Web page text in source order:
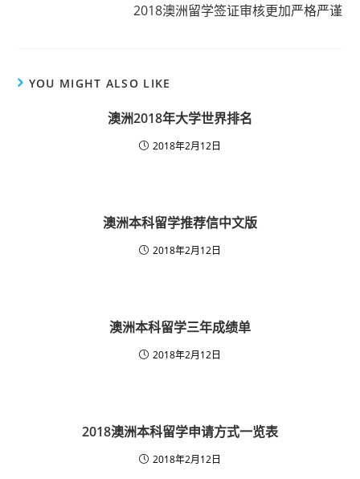
2018澳洲留学签证审核更加严格严谨
YOU MIGHT ALSO LIKE
澳洲2018年大学世界排名
2018年2月12日
澳洲本科留学推荐信中文版
2018年2月12日
澳洲本科留学三年成绩单
2018年2月12日
2018澳洲本科留学申请方式一览表
2018年2月12日